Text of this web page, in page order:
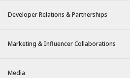
Developer Relations & Partnerships
Marketing & Influencer Collaborations
Media